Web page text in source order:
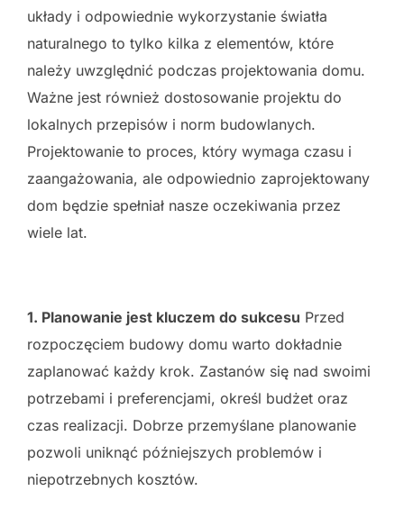
układy i odpowiednie wykorzystanie światła
naturalnego to tylko kilka z elementów, które
należy uwzględnić podczas projektowania domu.
Ważne jest również dostosowanie projektu do
lokalnych przepisów i norm budowlanych.
Projektowanie to proces, który wymaga czasu i
zaangażowania, ale odpowiednio zaprojektowany
dom będzie spełniał nasze oczekiwania przez
wiele lat.
1. Planowanie jest kluczem do sukcesu Przed
rozpoczęciem budowy domu warto dokładnie
zaplanować każdy krok. Zastanów się nad swoimi
potrzebami i preferencjami, określ budżet oraz
czas realizacji. Dobrze przemyślane planowanie
pozwoli uniknąć późniejszych problemów i
niepotrzebnych kosztów.